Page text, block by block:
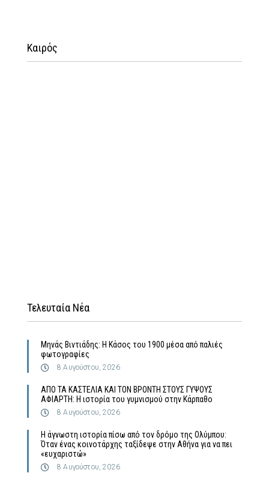
Καιρός
Τελευταία Νέα
Μηνάς Βιντιάδης: Η Κάσος του 1900 μέσα από παλιές
φωτογραφίες
8 Αυγούστου, 2026
ΑΠΟ ΤΑ ΚΑΣΤΕΛΙΑ ΚΑΙ ΤΟΝ ΒΡΟΝΤΗ ΣΤΟΥΣ ΓΥΨΟΥΣ
ΑΦΙΑΡΤΗ: Η ιστορία του γυμνισμού στην Κάρπαθο
8 Αυγούστου, 2026
Η άγνωστη ιστορία πίσω από τον δρόμο της Ολύμπου:
Όταν ένας κοινοτάρχης ταξίδεψε στην Αθήνα για να πει
«ευχαριστώ»
8 Αυγούστου, 2026